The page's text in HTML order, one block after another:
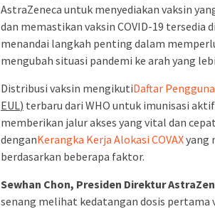
AstraZeneca untuk menyediakan vaksin
dan memastikan vaksin COVID-19 tersedia
menandai langkah penting dalam
mengubah situasi pandemi ke arah yang
Distribusi vaksin mengikutiDaftar
EUL) terbaru dari WHO untuk imunisasi
memberikan jalur akses yang vital dan
denganKerangka Kerja Alokasi COVAXyang
berdasarkan beberapa faktor.
Sewhan Chon, Presiden Direktur
senang melihat kedatangan dosis pertama